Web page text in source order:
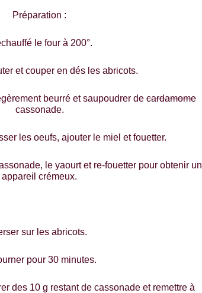
Préparation :
le four à 200°.
et couper en dés les abricots.
beurré et saupoudrer de cardamome
cassonade.
les oeufs, ajouter le miel et fouetter.
le yaourt et re-fouetter pour obtenir un
appareil crémeux.
sur les abricots.
pour 30 minutes.
des 10 g restant de cassonade et remettre à